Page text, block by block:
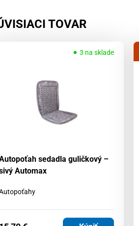
TOVAR
3 na sklade
sedadla guličkový –
Automax